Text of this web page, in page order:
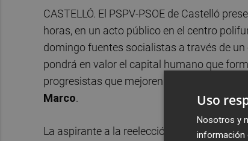
CASTELLÓ. El PSPV-PSOE de Castelló
horas, en un acto público en el centro
domingo fuentes socialistas a través de
pondrá en valor el capital humano que
progresistas que mejoren la vida de las
Marco.
La aspirante a la reelección resalta el
Uso
Nosotros y
información